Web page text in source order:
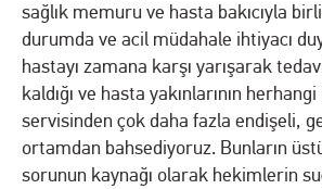
sağlık memuru ve hasta bakıcıyla
durumda ve acil müdahale ihtiyacı
hastayı zamana karşı yarışarak
kaldığı ve hasta yakınlarının
servisinden çok daha fazla endişeli,
ortamdan bahsediyoruz. Bunların
sorunun kaynağı olarak hekimlerin